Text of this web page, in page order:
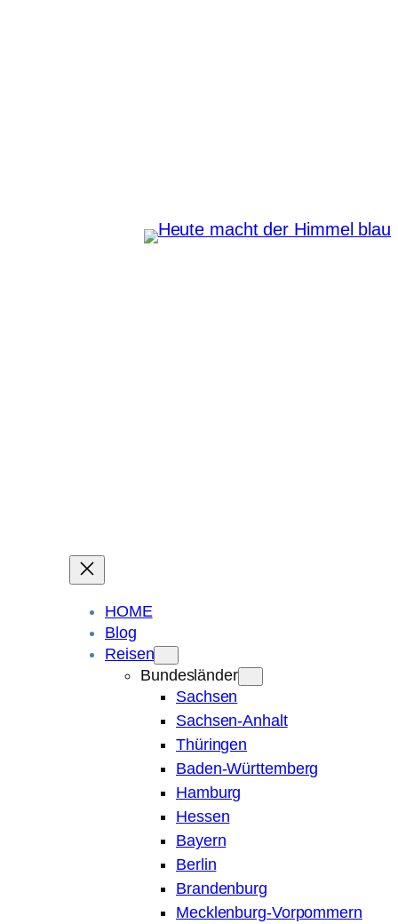
HOME
Blog
Reisen
Bundesländer
Sachsen
Sachsen-Anhalt
Thüringen
Baden-Württemberg
Hamburg
Hessen
Bayern
Berlin
Brandenburg
Mecklenburg-Vorpommern